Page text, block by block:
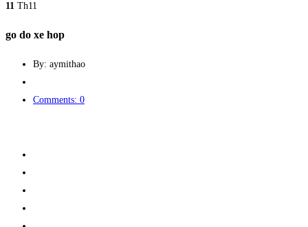
11 Th11
go do xe hop
By: aymithao
Comments: 0